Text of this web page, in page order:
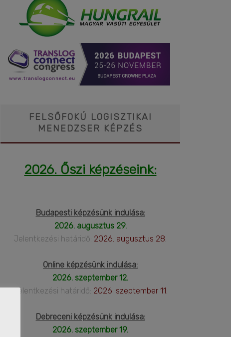
FELSŐFOKÚ LOGISZTIKAI
MENEDZSER KÉPZÉS
2026. Őszi képzéseink:
Budapesti képzésünk indulása:
2026. augusztus 29.
Jelentkezési határidő: 2026. augusztus 28.
Online képzésünk indulása:
2026. szeptember 12.
Jelentkezési határidő: 2026. szeptember 11.
Debreceni képzésünk indulása:
2026. szeptember 19.